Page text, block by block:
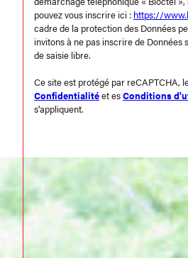
pouvez vous inscrire ici : https://
cadre de la protection des Données
invitons à ne pas inscrire de Données
de saisie libre.
Ce site est protégé par reCAPTCHA,
Confidentialitéet esConditions
s'appliquent.